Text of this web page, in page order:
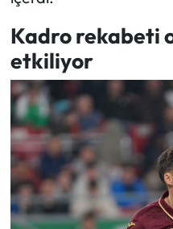
Kadro rekabeti
etkiliyor